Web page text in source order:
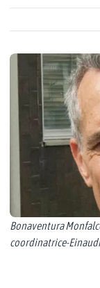
Bonaventura
coordinatrice-